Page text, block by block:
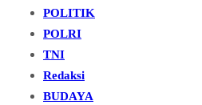
POLITIK
POLRI
TNI
Redaksi
BUDAYA